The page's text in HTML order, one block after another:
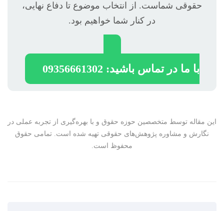
حقوقی شماست. از انتخاب موضوع تا دفاع نهایی،
در کنار شما خواهیم بود.
با ما در تماس باشید: 09356661302
این مقاله توسط متخصصین حوزه حقوق و با بهره‌گیری از تجربه عملی در
نگارش و مشاوره پژوهش‌های حقوقی تهیه شده است. تمامی حقوق
محفوظ است.